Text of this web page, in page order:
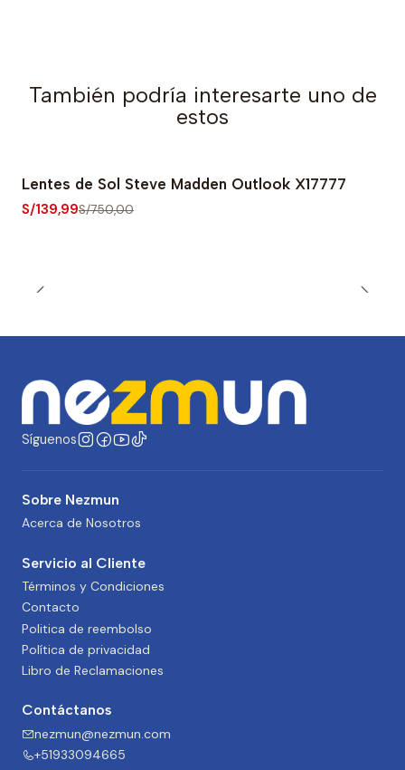
También podría interesarte uno de
estos
-81% OFF
Lentes de Sol Steve Madden Outlook X17777
S/139,99S/750,00
Síguenos
Sobre Nezmun
Acerca de Nosotros
Servicio al Cliente
Términos y Condiciones
Contacto
Politica de reembolso
Política de privacidad
Libro de Reclamaciones
Contáctanos
nezmun@nezmun.com
+51933094665